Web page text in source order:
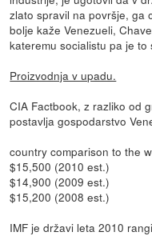
zlato spravil na površje, ga
bolje kaže Venezueli,
kateremu socialistu pa je to
Proizvodnja v upadu.
CIA Factbook, z razliko od
postavlja gospodarstvo
country comparison to the
$15,500 (2010 est.)
$14,900 (2009 est.)
$15,200 (2008 est.)
IMF je državi leta 2010